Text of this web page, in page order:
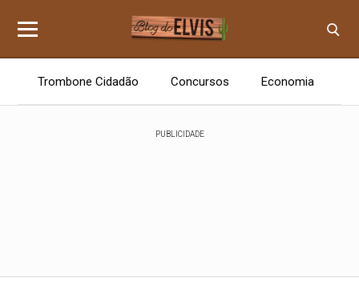
Trombone Cidadão Concursos Economia
PUBLICIDADE